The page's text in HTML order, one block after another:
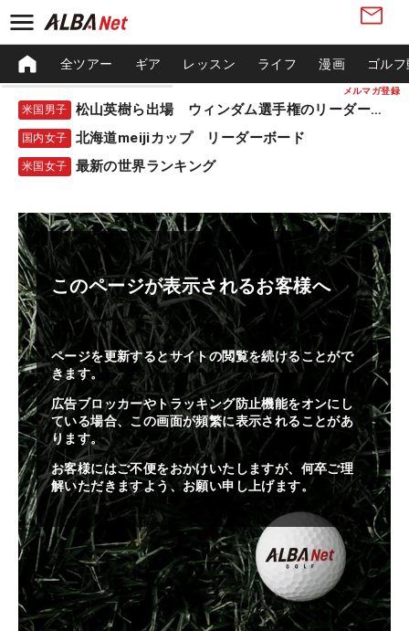
メルマガ登録
全ツアー ギア レッスン ライフ 漫画 ゴル
米国男子 松山英樹ら出場 ウィンダム選手権のリーダーボード
国内女子 北海道meijiカップ リーダーボード
米国女子 最新の世界ランキング
このページが表示されるお客様へ
ページを更新するとサイトの閲覧を続けることがで
きます。
広告ブロッカーやトラッキング防止機能をオンにし
ている場合、この画面が頻繁に表示されることがあ
ります。
お客様にはご不便をおかけいたしますが、何卒ご理
解いただきますよう、お願い申し上げます。